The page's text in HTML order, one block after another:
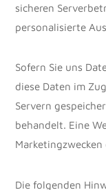
sicheren
personalisierte
Sofern Sie uns
diese Daten im
Servern
behandelt. Eine
Die folgenden